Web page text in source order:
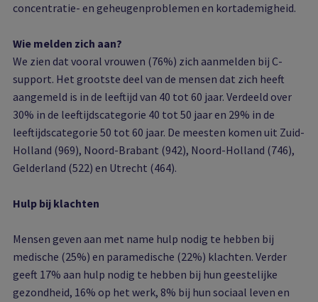
concentratie- en geheugenproblemen en kortademigheid.
Wie melden zich aan?
We zien dat vooral vrouwen (76%) zich aanmelden bij C-
support. Het grootste deel van de mensen dat zich heeft
aangemeld is in de leeftijd van 40 tot 60 jaar. Verdeeld over
30% in de leeftijdscategorie 40 tot 50 jaar en 29% in de
leeftijdscategorie 50 tot 60 jaar. De meesten komen uit Zuid-
Holland (969), Noord-Brabant (942), Noord-Holland (746),
Gelderland (522) en Utrecht (464).
Hulp bij klachten
Mensen geven aan met name hulp nodig te hebben bij
medische (25%) en paramedische (22%) klachten. Verder
geeft 17% aan hulp nodig te hebben bij hun geestelijke
gezondheid, 16% op het werk, 8% bij hun sociaal leven en